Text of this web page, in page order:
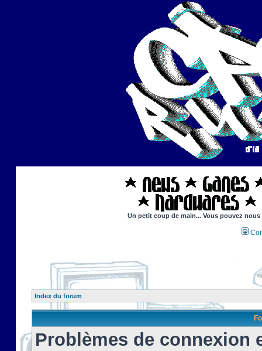
Un petit coup de main... Vous pouvez
Index du forum
Problèmes de connexion